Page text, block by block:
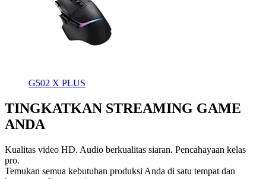
G502 X PLUS
TINGKATKAN STREAMING GAME
ANDA
Kualitas video HD. Audio berkualitas siaran. Pencahayaan kelas
pro.
Temukan semua kebutuhan produksi Anda di satu tempat dan